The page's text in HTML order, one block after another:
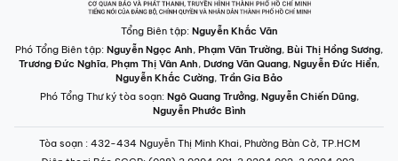
Tổng Biên tập: Nguyễn Khắc Văn
Phó Tổng Biên tập: Nguyễn Ngọc Anh, Phạm Văn Trường, Bùi Thị Hồng Sương,
Trương Đức Nghĩa, Phạm Thị Vân Anh, Dương Văn Quang, Nguyễn Đức Hiển,
Nguyễn Khắc Cường, Trần Gia Bảo
Phó Tổng Thư ký tòa soạn: Ngô Quang Trưởng, Nguyễn Chiến Dũng,
Nguyễn Phước Bình
Tòa soạn : 432-434 Nguyễn Thị Minh Khai, Phường Bàn Cờ, TP.HCM